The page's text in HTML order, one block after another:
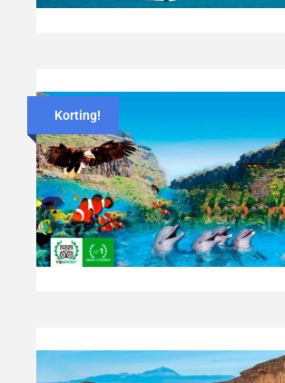
Korting!